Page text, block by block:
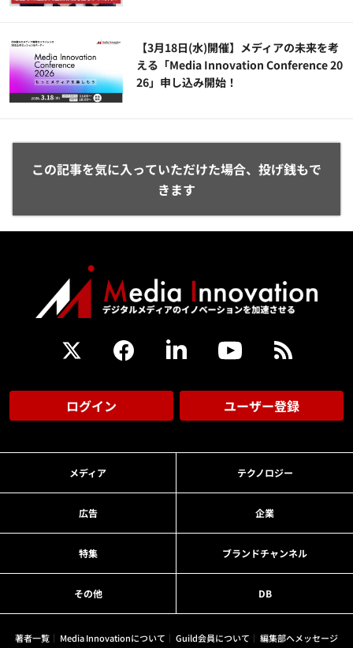
【3月18日(水)開催】メディアの未来を考
える「Media Innovation Conference 20
26」申し込み開始！
この記事を気に入っていただけた場合、投げ銭もで
きます
ログイン ユーザー登録
メディア テクノロジー
広告 企業
特集 ブランドチャンネル
その他 DB
著者一覧 Media Innovationについて Guild会員について 編集部へメッセージ